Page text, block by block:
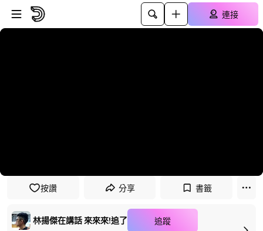
略過至播放器
跳至主內容
連接
按讚 分享 書籤
林揚傑在講話 來來來!追了 追蹤